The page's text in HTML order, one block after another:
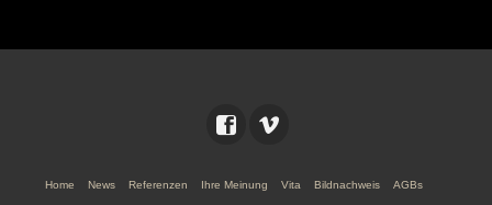
Home News Referenzen Ihre Meinung Vita Bildnachweis AGBs